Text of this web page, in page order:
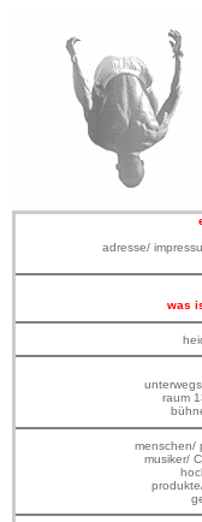
adresse/
was
raum
menschen/
musiker/